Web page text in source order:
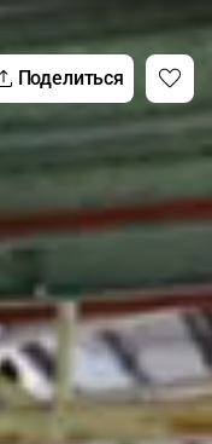
Поделиться